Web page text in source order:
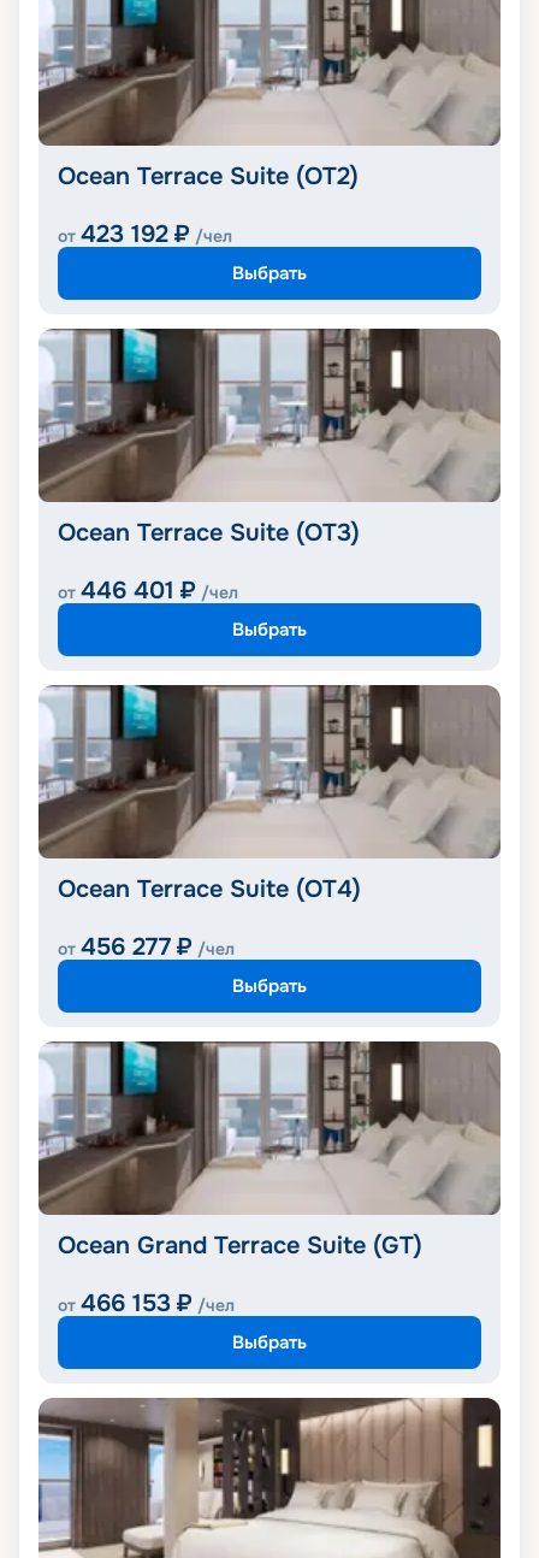
Ocean Terrace Suite (OT2)
от 423 192 ₽ /чел
Выбрать
Ocean Terrace Suite (OT3)
от 446 401 ₽ /чел
Выбрать
Ocean Terrace Suite (OT4)
от 456 277 ₽ /чел
Выбрать
Ocean Grand Terrace Suite (GT)
от 466 153 ₽ /чел
Выбрать